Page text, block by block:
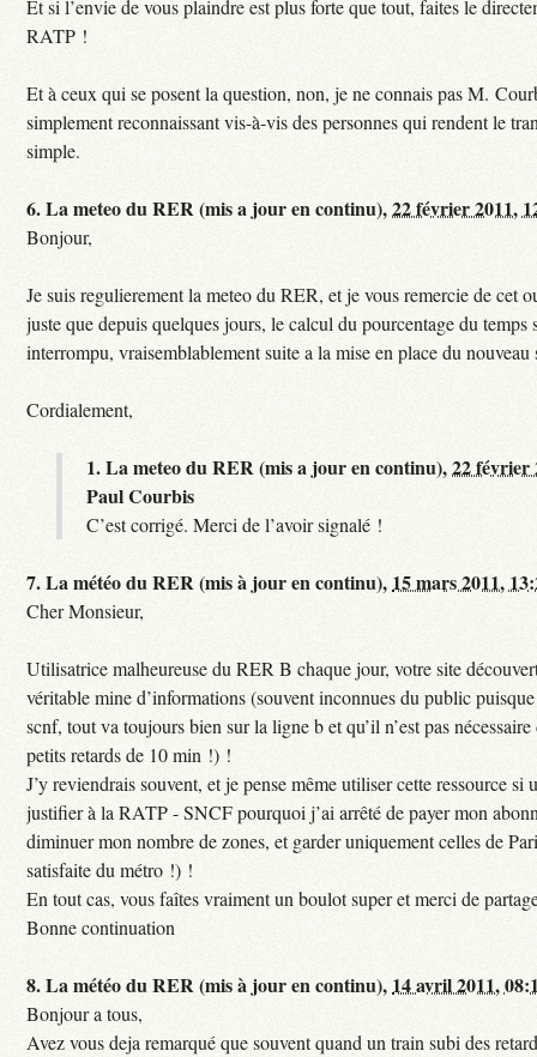
Et si l’envie de vous plaindre est plus forte que tout, faites le
RATP !
Et à ceux qui se posent la question, non, je ne connais pas M.
simplement reconnaissant vis-à-vis des personnes qui rendent le
simple.
6.La meteo du RER (mis a jour en continu),22 février 2011,
Bonjour,
Je suis regulierement la meteo du RER, et je vous remercie de cet
juste que depuis quelques jours, le calcul du pourcentage du temps
interrompu, vraisemblablement suite a la mise en place du
Cordialement,
1.La meteo du RER (mis a jour en continu),22 février
Paul Courbis
C’est corrigé. Merci de l’avoir signalé !
7.La météo du RER (mis à jour en continu), 15 mars 2011,
Cher Monsieur,
Utilisatrice malheureuse du RER B chaque jour, votre site
véritable mine d’informations (souvent inconnues du public
scnf, tout va toujours bien sur la ligne b et qu’il n’est pas
petits retards de 10 min !) !
J’y reviendrais souvent, et je pense même utiliser cette ressource si
justifier à la RATP - SNCF pourquoi j’ai arrêté de payer mon
diminuer mon nombre de zones, et garder uniquement celles de
satisfaite du métro !) !
En tout cas, vous faîtes vraiment un boulot super et merci de
Bonne continuation
8.La météo du RER (mis à jour en continu), 14 avril 2011,
Bonjour a tous,
Avez vous deja remarqué que souvent quand un train subi des